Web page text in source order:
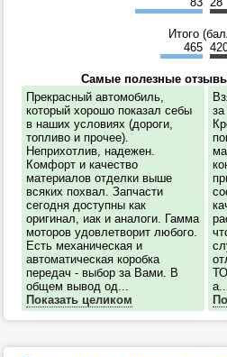
Итого
465
Самые полезные
Прекрасный автомобиль,
который хорошо показал себы
в наших условиях (дороги,
топливо и прочее).
Неприхотлив, надежен.
Комфорт и качество
материалов отделки выше
всяких похвал. Запчасти
сегодня доступны как
оригинал, иак и аналоги. Гамма
моторов удовлетворит любого.
Есть механическая и
автоматическая коробка
передач - выбор за Вами. В
общем вывод од...
Показать целиком